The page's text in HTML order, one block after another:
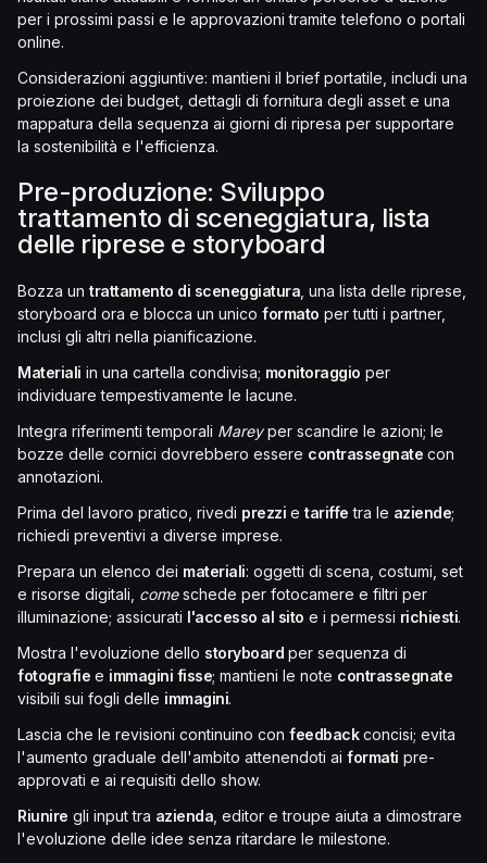
per i prossimi passi e le approvazioni tramite telefono o portali
online.
Considerazioni aggiuntive: mantieni il brief portatile, includi una
proiezione dei budget, dettagli di fornitura degli asset e una
mappatura della sequenza ai giorni di ripresa per supportare
la sostenibilità e l'efficienza.
Pre-produzione: Sviluppo
trattamento di sceneggiatura, lista
delle riprese e storyboard
Bozza un trattamento di sceneggiatura , una lista delle riprese,
storyboard ora e blocca un unico formato per tutti i partner,
inclusi gli altri nella pianificazione.
Materiali in una cartella condivisa; monitoraggio per
individuare tempestivamente le lacune.
Integra riferimenti temporali Mareyper scandire le azioni; le
bozze delle cornici dovrebbero essere contrassegnate con
annotazioni.
Prima del lavoro pratico, rivedi prezzi e tariffe tra le aziende;
richiedi preventivi a diverse imprese.
Prepara un elenco dei materiali: oggetti di scena, costumi, set
e risorse digitali, comeschede per fotocamere e filtri per
illuminazione; assicurati l'accesso al sito e i permessi richiesti.
Mostra l'evoluzione dello storyboard per sequenza di
fotografie e immagini fisse; mantieni le note contrassegnate
visibili sui fogli delle immagini.
Lascia che le revisioni continuino con feedbackconcisi; evita
l'aumento graduale dell'ambito attenendoti ai formati pre-
approvati e ai requisiti dello show.
Riunire gli input tra azienda , editor e troupe aiuta a dimostrare
l'evoluzione delle idee senza ritardare le milestone.